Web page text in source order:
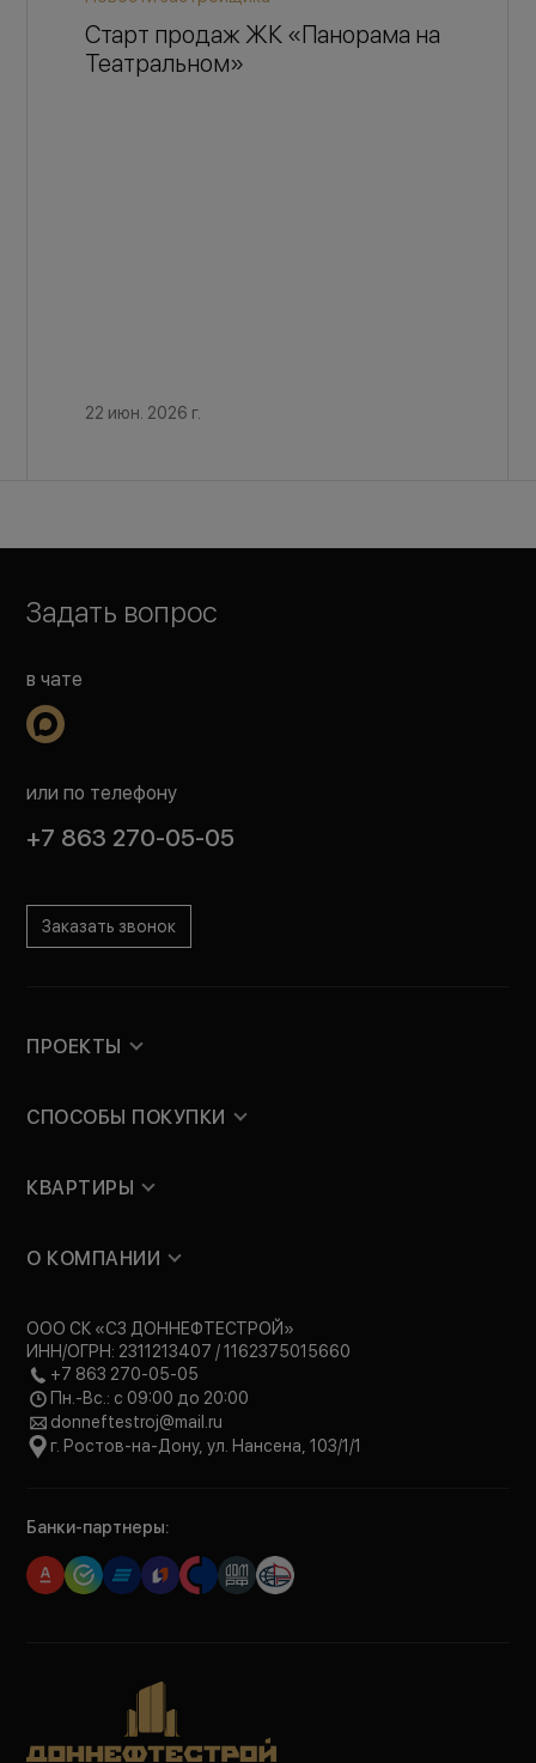
Старт продаж ЖК «Панорама на
Театральном»
22 июн. 2026 г.
Задать вопрос
в чате
или по телефону
+7 863 270-05-05
Заказать звонок
ПРОЕКТЫ
СПОСОБЫ ПОКУПКИ
КВАРТИРЫ
О КОМПАНИИ
ООО СК «СЗ ДОННЕФТЕСТРОЙ»
ИНН/ОГРН: 2311213407 / 1162375015660
+7 863 270-05-05
Пн.-Вс.: с 09:00 до 20:00
donneftestroj@mail.ru
г. Ростов-на-Дону, ул. Нансена, 103/1/1
Банки-партнеры: